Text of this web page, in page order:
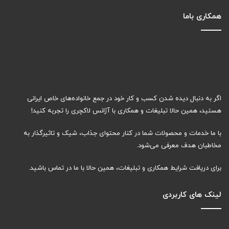
همکاری باما
اگر به دنبال دیده شدن کسب و کار خود در جمع خانواده‌های خاص ایرانی
هستید، همین حالا تبلیغات و همکاری با آژانس لاکچری را تجربه کنید!
با ما خدمات و محصولات شما در کنار محتوای جذاب، شیک و تاثیرگذار به
مخاطبان هدف معرفی می‌شود.
برای دریافت شرایط همکاری و تبلیغات، همین حالا با ما در تماس باشید.
لینک های کاربردی